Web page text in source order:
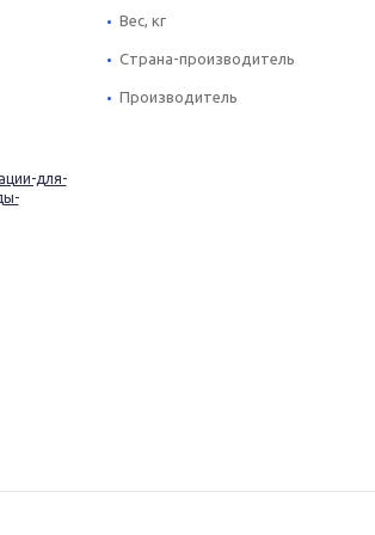
Вес, кг
Страна-производитель
Производитель
для-